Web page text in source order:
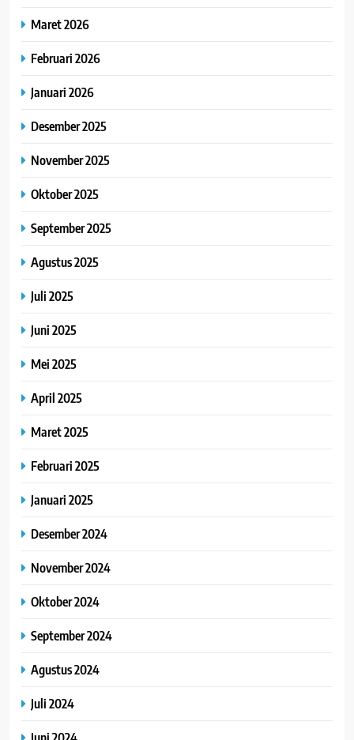
Maret 2026
Februari 2026
Januari 2026
Desember 2025
November 2025
Oktober 2025
September 2025
Agustus 2025
Juli 2025
Juni 2025
Mei 2025
April 2025
Maret 2025
Februari 2025
Januari 2025
Desember 2024
November 2024
Oktober 2024
September 2024
Agustus 2024
Juli 2024